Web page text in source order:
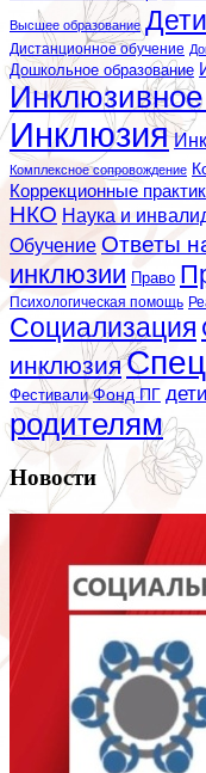
Высшее образование
Дистанционное обучение
Дошкольное образование
Инклюзия
Комплексное сопровождение
Коррекционные
НКО Наука и
Обучение Ответы
инклюзии Право
Психологическая помощь
Социализация
инклюзия
Фестивали Фонд ПГ
родителям
Новости